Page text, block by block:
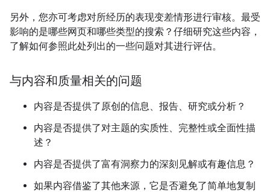
另外，您亦可考虑对所经历的表现变差情形进行审核。最受
影响的是哪些网页和哪些类型的搜索？仔细研究这些内容，
了解如何参照此处列出的一些问题对其进行评估。
与内容和质量相关的问题
内容是否提供了原创的信息、报告、研究或分析？
内容是否提供了对主题的实质性、完整性或全面性描
述？
内容是否提供了富有洞察力的深刻见解或有趣信息？
如果内容借鉴了其他来源，它是否避免了简单地复制